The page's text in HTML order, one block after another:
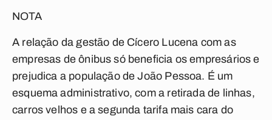
NOTA
A relação da gestão de Cícero Lucena com as
empresas de ônibus só beneficia os empresários e
prejudica a população de João Pessoa. É um
esquema administrativo, com a retirada de linhas,
carros velhos e a segunda tarifa mais cara do